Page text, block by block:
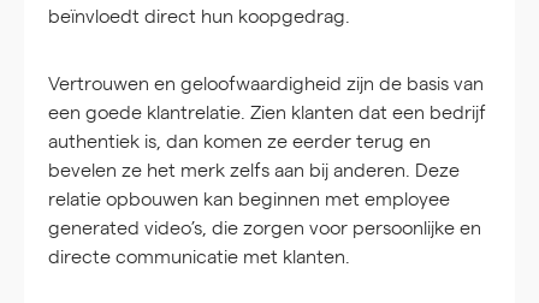
beïnvloedt direct hun koopgedrag.
Vertrouwen en geloofwaardigheid zijn de basis van
een goede klantrelatie. Zien klanten dat een bedrijf
authentiek is, dan komen ze eerder terug en
bevelen ze het merk zelfs aan bij anderen. Deze
relatie opbouwen kan beginnen met employee
generated video’s, die zorgen voor persoonlijke en
directe communicatie met klanten.